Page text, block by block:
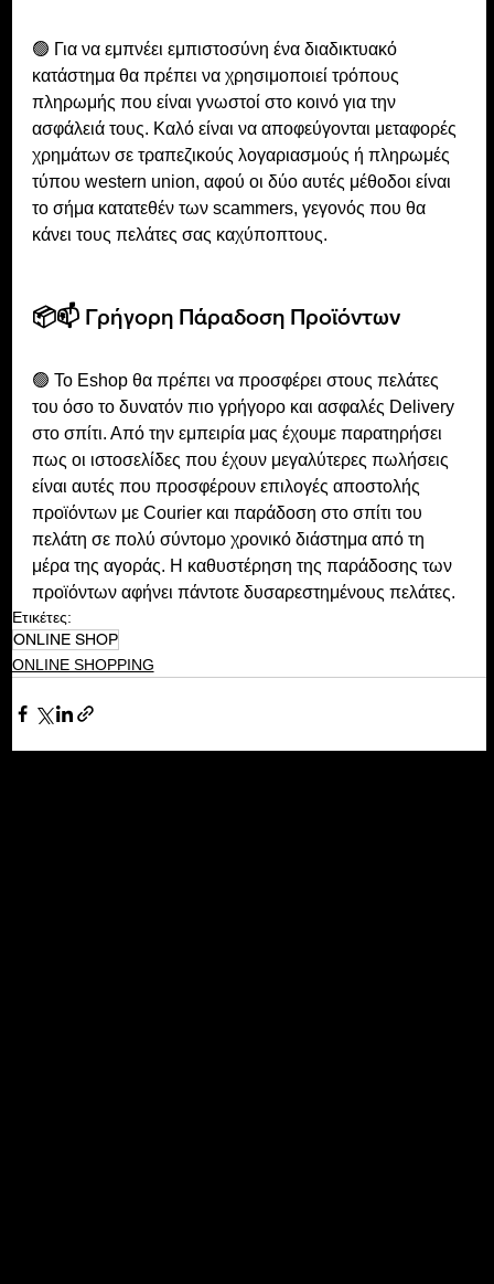
🟢 Για να εμπνέει εμπιστοσύνη ένα διαδικτυακό
κατάστημα θα πρέπει να χρησιμοποιεί τρόπους
πληρωμής που είναι γνωστοί στο κοινό για την
ασφάλειά τους. Καλό είναι να αποφεύγονται μεταφορές
χρημάτων σε τραπεζικούς λογαριασμούς ή πληρωμές
τύπου western union, αφού οι δύο αυτές μέθοδοι είναι
το σήμα κατατεθέν των scammers, γεγονός που θα
κάνει τους πελάτες σας καχύποπτους.
📦📫 Γρήγορη Πάραδοση Προϊόντων
🟢 Το Εshop θα πρέπει να προσφέρει στους πελάτες
του όσο το δυνατόν πιο γρήγορο και ασφαλές Delivery
στο σπίτι. Από την εμπειρία μας έχουμε παρατηρήσει
πως οι ιστοσελίδες που έχουν μεγαλύτερες πωλήσεις
είναι αυτές που προσφέρουν επιλογές αποστολής
προϊόντων με Courier και παράδοση στο σπίτι του
πελάτη σε πολύ σύντομο χρονικό διάστημα από τη
μέρα της αγοράς. Η καθυστέρηση της παράδοσης των
προϊόντων αφήνει πάντοτε δυσαρεστημένους πελάτες.
Ετικέτες:
ONLINE SHOP
ONLINE SHOPPING